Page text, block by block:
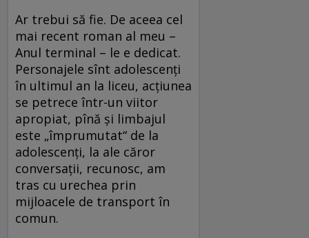
Ar trebui să fie. De aceea cel
mai recent roman al meu –
Anul terminal – le e dedicat.
Personajele sînt adolescenţi
în ultimul an la liceu, acţiunea
se petrece într-un viitor
apropiat, pînă şi limbajul
este „împrumutat“ de la
adolescenţi, la ale căror
conversaţii, recunosc, am
tras cu urechea prin
mijloacele de transport în
comun.